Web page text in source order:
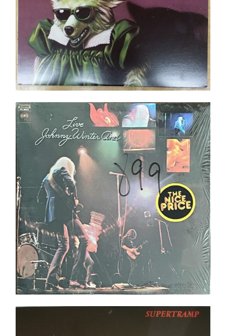
Johnny Winter And ‎– Live LP _ In shrink ! _ Top
Copie _ Pressing US
Ajouter au panier Détails
Supertramp ‎– Famous Last Words LP